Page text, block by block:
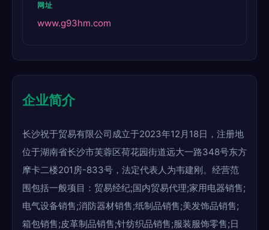
网址
www.g93hm.com
企业简介
长沙祝于贸易有限公司成立于2023年12月18日，注册地
位于湖南省长沙市芙蓉区荷花园街道远大一路348号东方
摩卡二楼201房-833号，法定代表人为韦建刚。经营范
围包括一般项目：贸易经纪;国内贸易代理;家用电器销售;
电气设备销售;消防器材销售;纸制品销售;美发饰品销售;
箱包销售;皮革制品销售;针纺织品销售;服装服饰零售;日